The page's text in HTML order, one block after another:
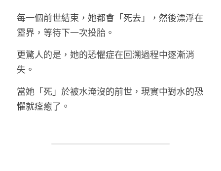
每一個前世結束，她都會「死去」，然後漂浮在
靈界，等待下一次投胎。
更驚人的是，她的恐懼症在回溯過程中逐漸消
失 。
當她「死」於被水淹沒的前世，現實中對水的恐
懼就痊癒了。